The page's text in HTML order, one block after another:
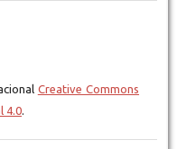
Creative Commons
4.0.